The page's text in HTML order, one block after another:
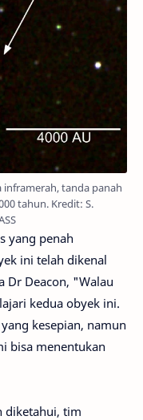
inframerah, tanda panah
tahun. Kredit: S.
yang penah
ini telah dikenal
Dr Deacon, "Walau
kedua obyek ini.
kesepian, namun
bisa menentukan
diketahui, tim